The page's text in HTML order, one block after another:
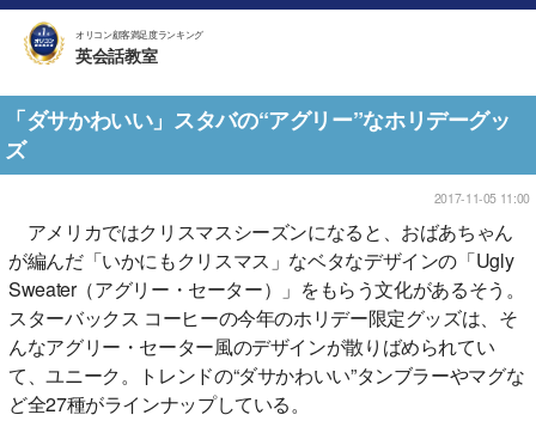
オリコン顧客満足度ランキング
英会話教室
「ダサかわいい」スタバの“アグリー”なホリデーグッ
ズ
2017-11-05 11:00
アメリカではクリスマスシーズンになると、おばあちゃん
が編んだ「いかにもクリスマス」なベタなデザインの「Ugly
Sweater（アグリー・セーター）」をもらう文化があるそう。
スターバックス コーヒーの今年のホリデー限定グッズは、そ
んなアグリー・セーター風のデザインが散りばめられてい
て、ユニーク。トレンドの“ダサかわいい”タンブラーやマグな
ど全27種がラインナップしている。